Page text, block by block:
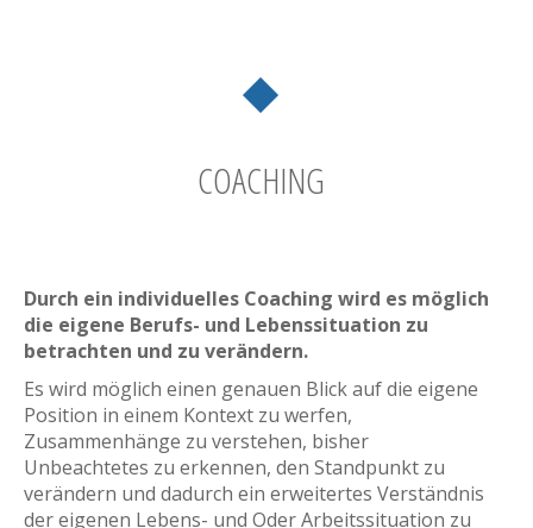
COACHING
Durch ein individuelles Coaching wird es möglich
die eigene Berufs- und Lebenssituation zu
betrachten und zu verändern.
Es wird möglich einen genauen Blick auf die eigene
Position in einem Kontext zu werfen,
Zusammenhänge zu verstehen, bisher
Unbeachtetes zu erkennen, den Standpunkt zu
verändern und dadurch ein erweitertes Verständnis
der eigenen Lebens- und Oder Arbeitssituation zu